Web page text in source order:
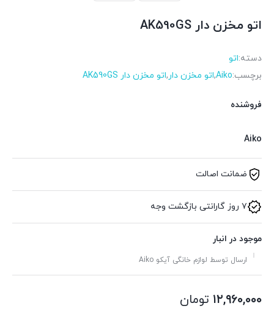
اتو مخزن دار AK590GS
دسته:اتو
برچسب:Aiko
,اتو مخزن دار,اتو مخزن دار AK590GS
فروشنده
Aiko
ضمانت اصالت
۷ روز گارانتی بازگشت وجه
موجود در انبار
ارسال توسط لوازم خانگی آیکو Aiko
۱۲,۹۶۰,۰۰۰ تومان